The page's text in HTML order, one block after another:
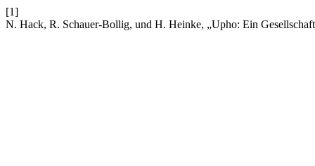
[1]
N. Hack, R. Schauer-Bollig, und H. Heinke, „Upho: Ein